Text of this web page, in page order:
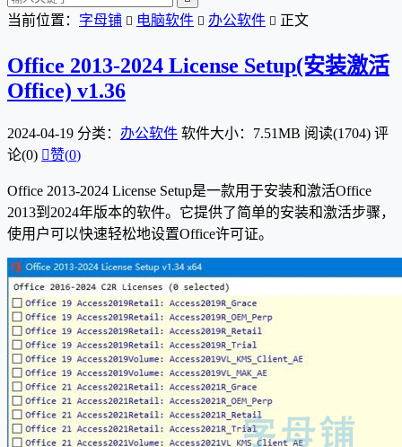
当前位置： 字母铺  电脑软件  办公软件  正文
Office 2013-2024 License Setup(安装激活
Office) v1.36
2024-04-19 分类： 办公软件 软件大小：7.51MB 阅读(1704) 评
论(0) 赞(0)
Office 2013-2024 License Setup是一款用于安装和激活Office
2013到2024年版本的软件。它提供了简单的安装和激活步骤，
使用户可以快速轻松地设置Office许可证。